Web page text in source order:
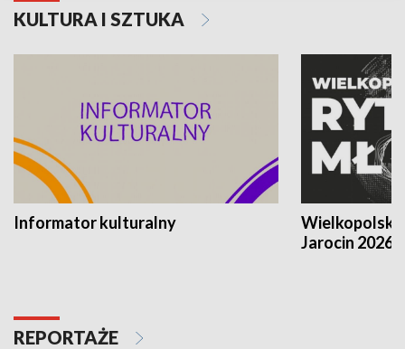
KULTURA I SZTUKA
Informator kulturalny
Jarocin 2026
REPORTAŻE